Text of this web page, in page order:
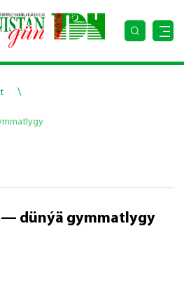
\
dünýä gymmatlygy